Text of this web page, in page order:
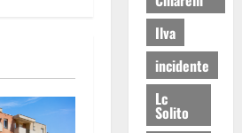
Ilva
incidente
Lc
Solito